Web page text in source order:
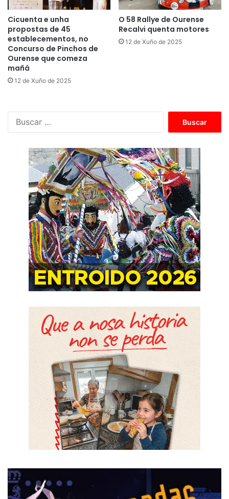
Cicuenta e unha
propostas de 45
establecementos, no
Concurso de Pinchos de
Ourense que comeza
mañá
12 de Xuño de 2025
O 58 Rallye de Ourense
Recalvi quenta motores
12 de Xuño de 2025
c
a
r
: